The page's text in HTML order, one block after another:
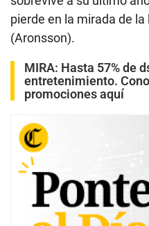
8
s
c
n
d
s
pierde en la mirada de
(Aronsson).
MIRA: Hasta 57% de
entretenimiento.
promociones aquí